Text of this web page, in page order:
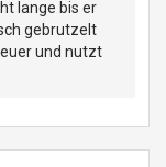
lange bis er
gebrutzelt
und nutzt